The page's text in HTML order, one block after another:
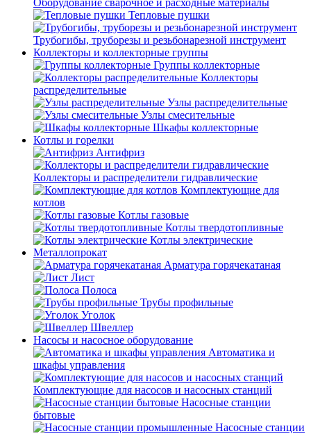
Оборудование сварочное и расходные материалы
Тепловые пушки
Трубогибы, труборезы и резьбонарезной инструмент
Коллекторы и коллекторные группы
Группы коллекторные
Коллекторы
распределительные
Узлы распределительные
Узлы смесительные
Шкафы коллекторные
Котлы и горелки
Антифриз
Коллекторы и распределители гидравлические
Комплектующие для
котлов
Котлы газовые
Котлы твердотопливные
Котлы электрические
Металлопрокат
Арматура горячекатаная
Лист
Полоса
Трубы профильные
Уголок
Швеллер
Насосы и насосное оборудование
Автоматика и
шкафы управления
Комплектующие для насосов и насосных станций
Насосные станции
бытовые
Насосные станции